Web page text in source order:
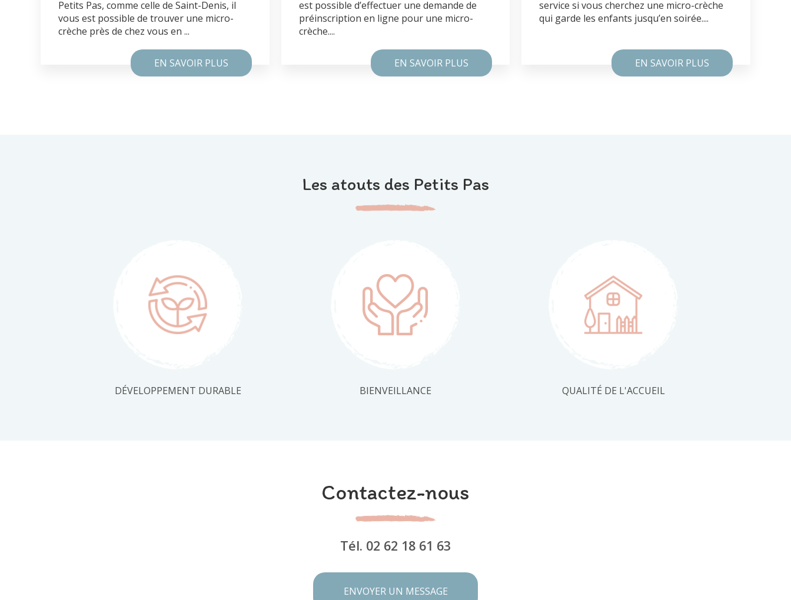
Petits Pas, comme celle de Saint-Denis, il
vous est possible de trouver une micro-
crèche près de chez vous en ...
EN SAVOIR PLUS
est possible d’effectuer une demande de
préinscription en ligne pour une micro-
crèche....
EN SAVOIR PLUS
service si vous cherchez une micro-crèche
qui garde les enfants jusqu’en soirée....
EN SAVOIR PLUS
Les atouts des Petits Pas
DÉVELOPPEMENT DURABLE BIENVEILLANCE QUALITÉ DE L'ACCUEIL
Contactez-nous
Tél. 02 62 18 61 63
ENVOYER UN MESSAGE